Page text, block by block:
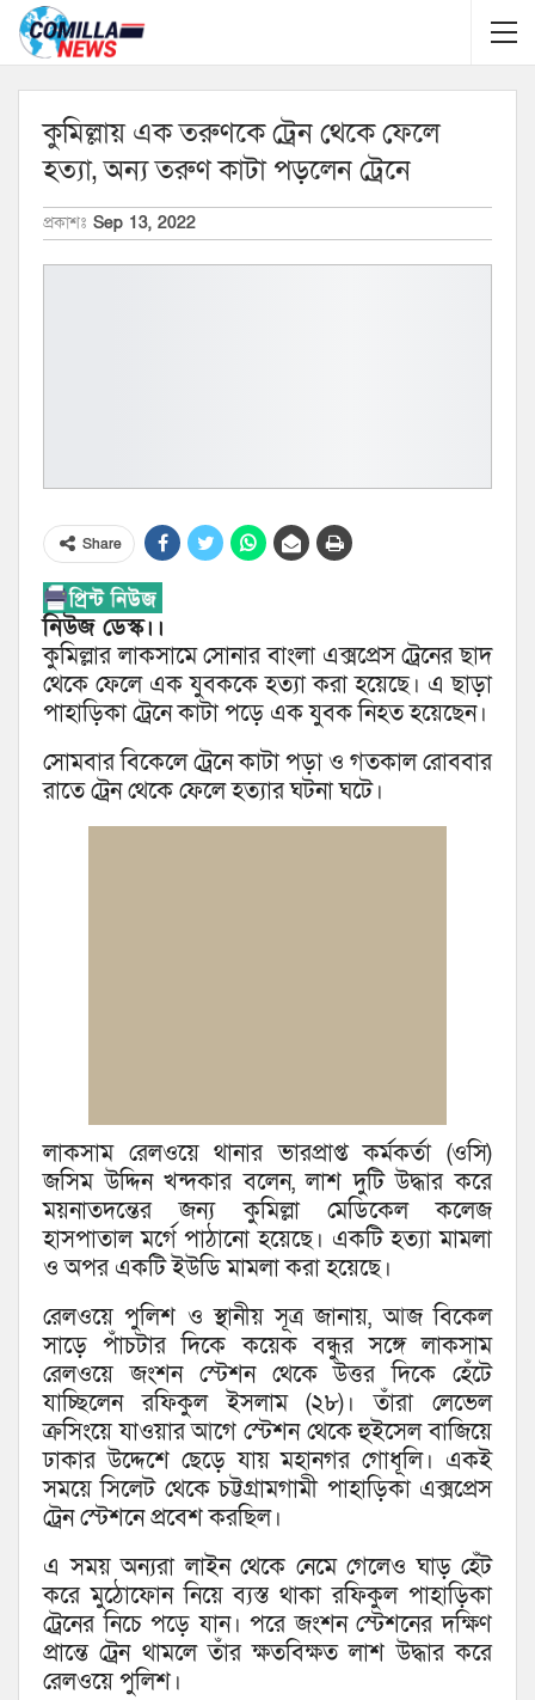
কুমিল্লায় এক তরুণকে ট্রেন থেকে ফেলে
হত্যা, অন্য তরুণ কাটা পড়লেন ট্রেনে
প্রকাশঃ Sep 13, 2022
Share
নিউজ ডেস্ক।।
কুমিল্লার লাকসামে সোনার বাংলা এক্সপ্রেস ট্রেনের ছাদ
থেকে ফেলে এক যুবককে হত্যা করা হয়েছে। এ ছাড়া
পাহাড়িকা ট্রেনে কাটা পড়ে এক যুবক নিহত হয়েছেন।
সোমবার বিকেলে ট্রেনে কাটা পড়া ও গতকাল রোববার
রাতে ট্রেন থেকে ফেলে হত্যার ঘটনা ঘটে।
লাকসাম রেলওয়ে থানার ভারপ্রাপ্ত কর্মকর্তা (ওসি)
জসিম উদ্দিন খন্দকার বলেন, লাশ দুটি উদ্ধার করে
ময়নাতদন্তের জন্য কুমিল্লা মেডিকেল কলেজ
হাসপাতাল মর্গে পাঠানো হয়েছে। একটি হত্যা মামলা
ও অপর একটি ইউডি মামলা করা হয়েছে।
রেলওয়ে পুলিশ ও স্থানীয় সূত্র জানায়, আজ বিকেল
সাড়ে পাঁচটার দিকে কয়েক বন্ধুর সঙ্গে লাকসাম
রেলওয়ে জংশন স্টেশন থেকে উত্তর দিকে হেঁটে
যাচ্ছিলেন রফিকুল ইসলাম (২৮)। তাঁরা লেভেল
ক্রসিংয়ে যাওয়ার আগে স্টেশন থেকে হুইসেল বাজিয়ে
ঢাকার উদ্দেশে ছেড়ে যায় মহানগর গোধূলি। একই
সময়ে সিলেট থেকে চট্টগ্রামগামী পাহাড়িকা এক্সপ্রেস
ট্রেন স্টেশনে প্রবেশ করছিল।
এ সময় অন্যরা লাইন থেকে নেমে গেলেও ঘাড় হেঁট
করে মুঠোফোন নিয়ে ব্যস্ত থাকা রফিকুল পাহাড়িকা
ট্রেনের নিচে পড়ে যান। পরে জংশন স্টেশনের দক্ষিণ
প্রান্তে ট্রেন থামলে তাঁর ক্ষতবিক্ষত লাশ উদ্ধার করে
রেলওয়ে পুলিশ।